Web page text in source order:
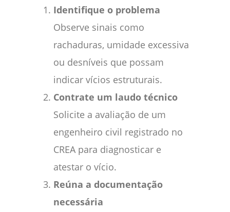
Identifique o problema
Observe sinais como
rachaduras, umidade excessiva
ou desníveis que possam
indicar vícios estruturais.
Contrate um laudo técnico
Solicite a avaliação de um
engenheiro civil registrado no
CREA para diagnosticar e
atestar o vício.
Reúna a documentação
necessária